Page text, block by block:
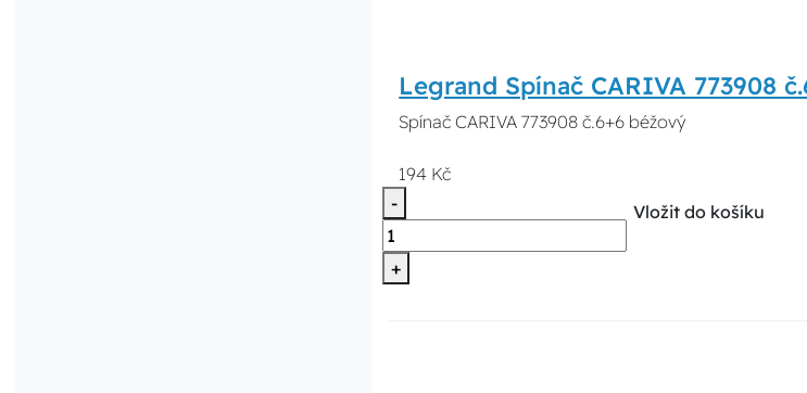
Legrand Spínač CARIVA 773908
Spínač CARIVA 773908 č.6+6 béžový
194 Kč
-
+
Vložit do košíku